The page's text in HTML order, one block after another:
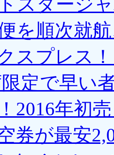
を順次就
スプレス
定で早い
2016年初
券が最安